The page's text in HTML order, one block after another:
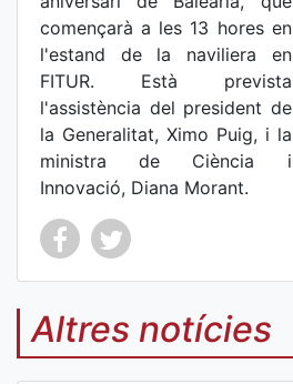
començarà a les 13 hores en
l'estand de la naviliera en
FITUR. Està prevista
l'assistència del president de
la Generalitat, Ximo Puig, i la
ministra de Ciència i
Innovació, Diana Morant.
Co
mp
art
Co
mp
art
Altres notícies